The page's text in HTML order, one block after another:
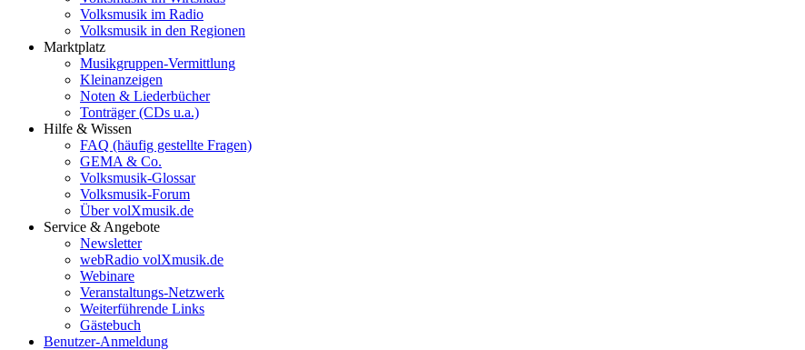
Volksmusik im Radio
Volksmusik in den Regionen
Marktplatz
Musikgruppen-Vermittlung
Kleinanzeigen
Noten & Liederbücher
Tonträger (CDs u.a.)
Hilfe & Wissen
FAQ (häufig gestellte Fragen)
GEMA & Co.
Volksmusik-Glossar
Volksmusik-Forum
Über volXmusik.de
Service & Angebote
Newsletter
webRadio volXmusik.de
Webinare
Veranstaltungs-Netzwerk
Weiterführende Links
Gästebuch
Benutzer-Anmeldung